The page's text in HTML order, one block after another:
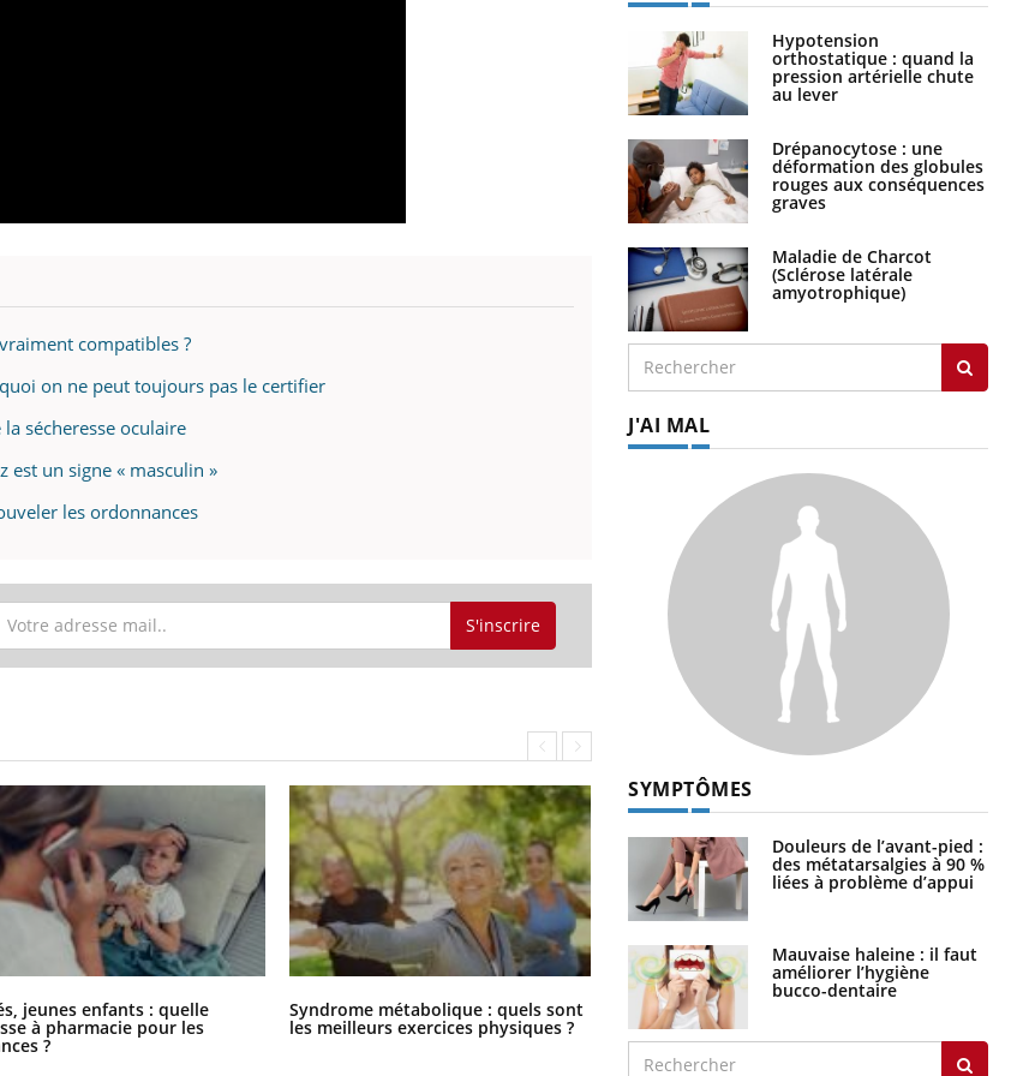
compatibles ?
on ne peut toujours pas le certifier
sécheresse oculaire
est un signe « masculin »
les ordonnances
S'inscrire
jeunes enfants : quelle
à pharmacie pour les
?
Syndrome métabolique : quels sont
les meilleurs exercices physiques ?
Comment éviter une otite pendant
les vacances ?
Hypotension
orthostatique : quand la
pression artérielle chute
au lever
Drépanocytose : une
déformation des globules
rouges aux conséquences
graves
Maladie de Charcot
(Sclérose latérale
amyotrophique)
J'AI MAL
SYMPTÔMES
Douleurs de l’avant-pied :
des métatarsalgies à 90 %
liées à problème d’appui
Mauvaise haleine : il faut
améliorer l’hygiène
bucco-dentaire